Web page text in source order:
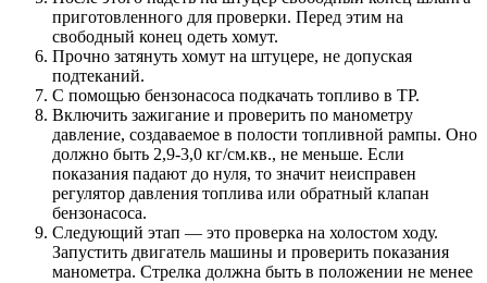
приготовленного для проверки. Перед этим на
свободный конец одеть хомут.
Прочно затянуть хомут на штуцере, не допуская
подтеканий.
С помощью бензонасоса подкачать топливо в ТР.
Включить зажигание и проверить по манометру
давление, создаваемое в полости топливной рампы. Оно
должно быть 2,9-3,0 кг/см.кв., не меньше. Если
показания падают до нуля, то значит неисправен
регулятор давления топлива или обратный клапан
бензонасоса.
Следующий этап — это проверка на холостом ходу.
Запустить двигатель машины и проверить показания
манометра. Стрелка должна быть в положении не менее